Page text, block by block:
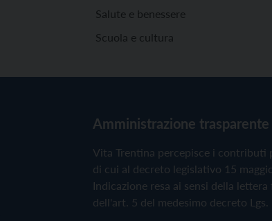
Salute e benessere
Scuola e cultura
Amministrazione trasparente
Vita Trentina percepisce i contributi
di cui al decreto legislativo 15
Indicazione resa ai sensi della lettera
dell'art. 5 del medesimo decreto Lgs.